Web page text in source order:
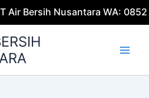
Air Bersih Nusantara WA: